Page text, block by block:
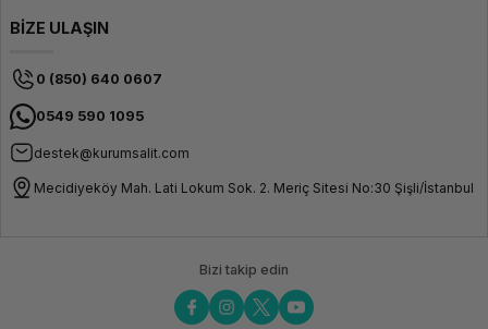
BİZE ULAŞIN
0 (850) 640 0607
0549 590 1095
destek@kurumsalit.com
Mecidiyeköy Mah. Lati Lokum Sok. 2. Meriç Sitesi No:30 Şişli/İstanbul
Bizi takip edin